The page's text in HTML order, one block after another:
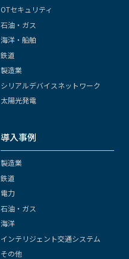
OTセキュリティ
石油・ガス
海洋・船舶
鉄道
製造業
シリアルデバイスネットワーク
太陽光発電
導入事例
製造業
鉄道
電力
石油・ガス
海洋
インテリジェント交通システム
その他